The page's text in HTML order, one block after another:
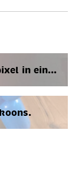
in ei­n…